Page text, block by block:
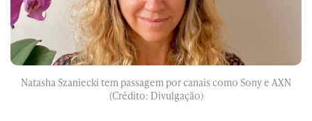
Natasha Szaniecki tem passagem por canais como Sony e AXN
(Crédito: Divulgação)